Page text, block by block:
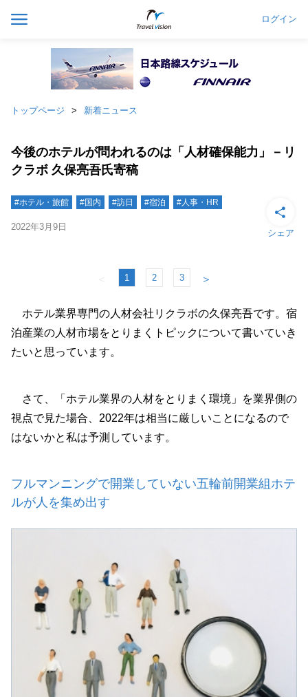
ログイン
トップページ 新着ニュース
今後のホテルが問われるのは「人材確保能力」－リ
クラボ 久保亮吾氏寄稿
#ホテル・旅館 #国内 #訪日 #宿泊 #人事・HR
2022年3月9日
シェア
＜ 1 2 3 ＞
ホテル業界専門の人材会社リクラボの久保亮吾です。宿
泊産業の人材市場をとりまくトピックについて書いていき
たいと思っています。
さて、「ホテル業界の人材をとりまく環境」を業界側の
視点で見た場合、2022年は相当に厳しいことになるので
はないかと私は予測しています。
フルマンニングで開業していない五輪前開業組ホテ
ルが人を集め出す